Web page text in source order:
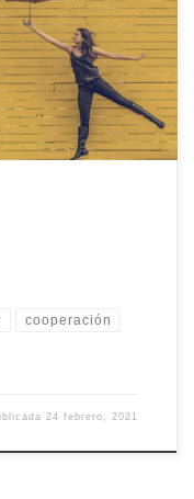
¿Cómo la aplicas tú
cooperación
24 febrero, 2021